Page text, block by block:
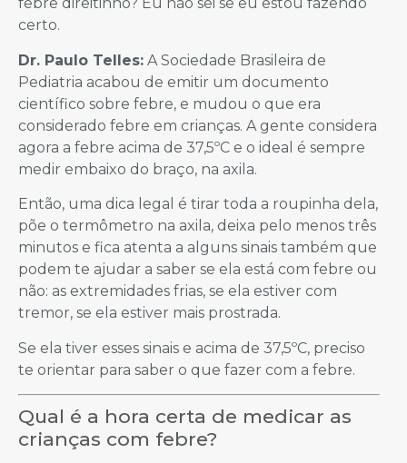
febre direitinho? Eu não sei se eu estou fazendo
certo.
Dr. Paulo Telles: A Sociedade Brasileira de
Pediatria acabou de emitir um documento
científico sobre febre, e mudou o que era
considerado febre em crianças. A gente considera
agora a febre acima de 37,5ºC e o ideal é sempre
medir embaixo do braço, na axila.
Então, uma dica legal é tirar toda a roupinha dela,
põe o termômetro na axila, deixa pelo menos três
minutos e fica atenta a alguns sinais também que
podem te ajudar a saber se ela está com febre ou
não: as extremidades frias, se ela estiver com
tremor, se ela estiver mais prostrada.
Se ela tiver esses sinais e acima de 37,5ºC, preciso
te orientar para saber o que fazer com a febre.
Qual é a hora certa de medicar as
crianças com febre?